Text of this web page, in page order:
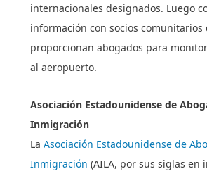
internacionales designados. Luego
información con socios comunitarios
proporcionan abogados para
al aeropuerto.
Asociación Estadounidense de
Inmigración
LaAsociación Estadounidense de
Inmigración (AILA, por sus siglas en